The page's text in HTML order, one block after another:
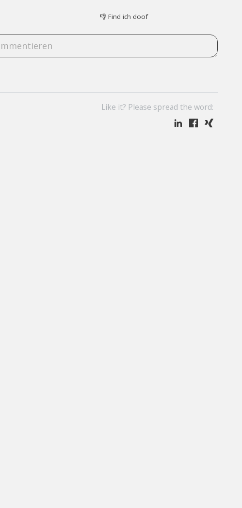
👎 Find ich doof
Like it? Please spread the word: